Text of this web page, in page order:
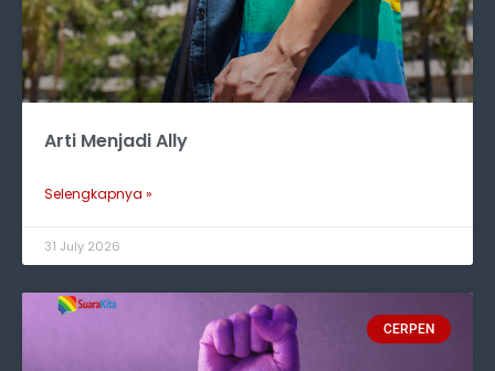
Arti Menjadi Ally
Selengkapnya »
31 July 2026
CERPEN